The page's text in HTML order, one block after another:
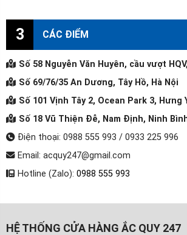
3 CÁC ĐIỂM
Số 58 Nguyễn Văn Huyên, cầu vượt
Số 69/76/35 An Dương, Tây Hồ, Hà Nội
Số 101 Vịnh Tây 2, Ocean Park 3, Hưng
Số 18 Vũ Thiện Đễ, Nam Định, Ninh
Điện thoại: 0988 555 993 / 0933 225 996
Email: acquy247@gmail.com
Hotline (Zalo): 0988 555 993
HỆ THỐNG CỬA HÀNG ẮC QUY 247